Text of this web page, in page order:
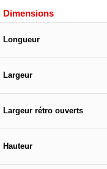
Dimensions
Longueur
Largeur
Largeur rétro ouverts
Hauteur